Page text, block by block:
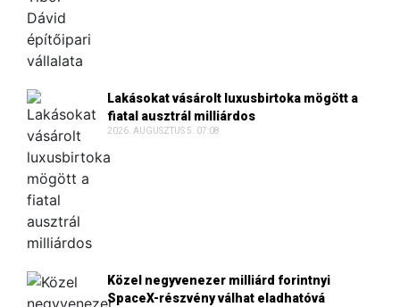
Lakásokat vásárolt luxusbirtoka mögött a
fiatal ausztrál milliárdos
2026. AUGUSZTUS 5. 07:08
Közel negyvenezer milliárd forintnyi
SpaceX-részvény válhat eladhatóvá